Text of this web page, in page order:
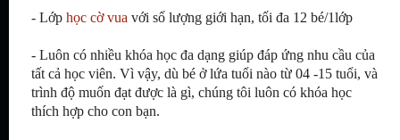
- Lớp học cờ vua với số lượng giới hạn, tối đa 12 bé/1lớp
- Luôn có nhiều khóa học đa dạng giúp đáp ứng nhu cầu của
tất cả học viên. Vì vậy, dù bé ở lứa tuổi nào từ 04 -15 tuổi, và
trình độ muốn đạt được là gì, chúng tôi luôn có khóa học
thích hợp cho con bạn.